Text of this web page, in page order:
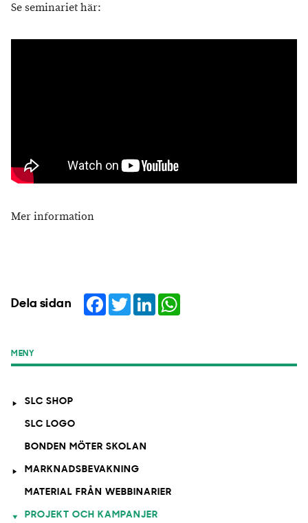
Se seminariet här:
Mer information
Dela sidan Facebook
TwitterLinkedIn
MENY
SLC SHOP
SLC LOGO
BONDEN MÖTER SKOLAN
MARKNADSBEVAKNING
MATERIAL FRÅN WEBBINARIER
PROJEKT OCH KAMPANJER